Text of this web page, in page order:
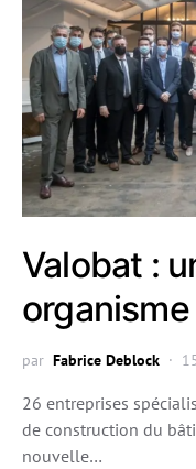
Valobat :
par Fabrice Deblock
26 entreprises
de construction du
nouvelle…